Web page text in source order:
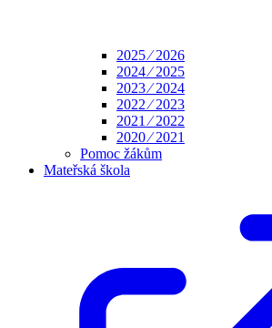
2025 ⁄ 2026
2024 ⁄ 2025
2023 ⁄ 2024
2022 ⁄ 2023
2021 ⁄ 2022
2020 ⁄ 2021
Pomoc žákům
Mateřská škola